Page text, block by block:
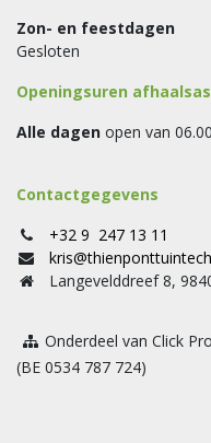
Zon- en feestdagen
Gesloten
Openingsuren afhaalsas
Alle dagen open van
Contactgegevens
+32 9 247 13 11
Langevelddreef 8,
Onderdeel van Click
(BE 0534 787 724)